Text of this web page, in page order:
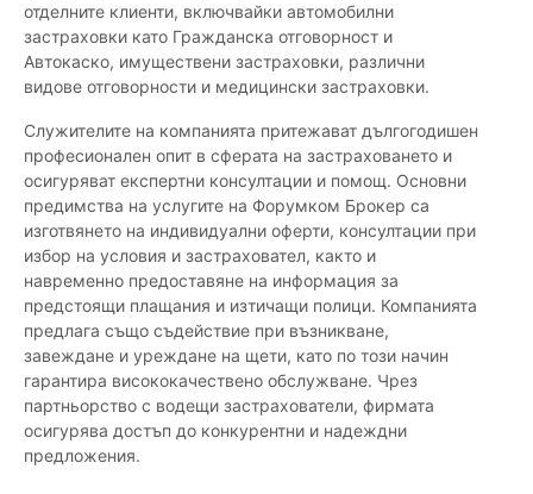
отделните клиенти, включвайки автомобилни
застраховки като Гражданска отговорност и
Автокаско, имуществени застраховки, различни
видове отговорности и медицински застраховки.
Служителите на компанията притежават дългогодишен
професионален опит в сферата на застраховането и
осигуряват експертни консултации и помощ. Основни
предимства на услугите на Форумком Брокер са
изготвянето на индивидуални оферти, консултации при
избор на условия и застраховател, както и
навременно предоставяне на информация за
предстоящи плащания и изтичащи полици. Компанията
предлага също съдействие при възникване,
завеждане и уреждане на щети, като по този начин
гарантира висококачествено обслужване. Чрез
партньорство с водещи застрахователи, фирмата
осигурява достъп до конкурентни и надеждни
предложения.